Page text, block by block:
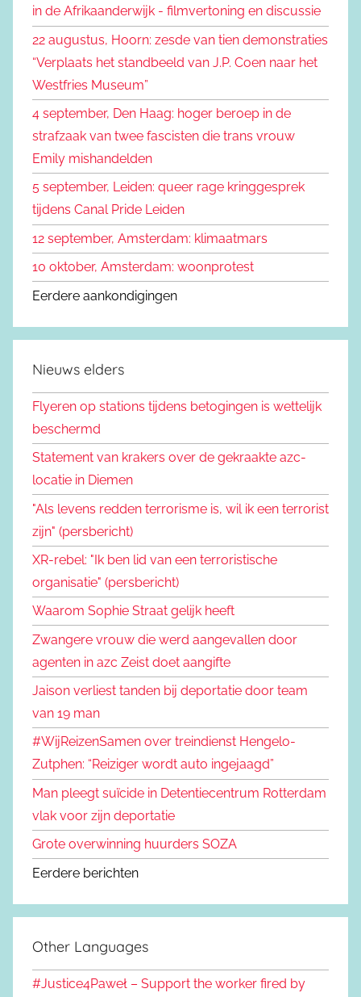
a
:
n
in de Afrikaanderwijk - filmvertoning en discussie
22 augustus, Hoorn: zesde van tien demonstraties
“Verplaats het standbeeld van J.P. Coen naar het
Westfries Museum”
4 september, Den Haag: hoger beroep in de
strafzaak van twee fascisten die trans vrouw
Emily mishandelden
5 september, Leiden: queer rage kringgesprek
tijdens Canal Pride Leiden
12 september, Amsterdam: klimaatmars
10 oktober, Amsterdam: woonprotest
Eerdere aankondigingen
Nieuws elders
Flyeren op stations tijdens betogingen is wettelijk
beschermd
Statement van krakers over de gekraakte azc-
locatie in Diemen
"Als levens redden terrorisme is, wil ik een terrorist
zijn" (persbericht)
XR-rebel: "Ik ben lid van een terroristische
organisatie" (persbericht)
Waarom Sophie Straat gelijk heeft
Zwangere vrouw die werd aangevallen door
agenten in azc Zeist doet aangifte
Jaison verliest tanden bij deportatie door team
van 19 man
#WijReizenSamen over treindienst Hengelo-
Zutphen: “Reiziger wordt auto ingejaagd”
Man pleegt suïcide in Detentiecentrum Rotterdam
vlak voor zijn deportatie
Grote overwinning huurders SOZA
Eerdere berichten
Other Languages
#Justice4Paweł – Support the worker fired by